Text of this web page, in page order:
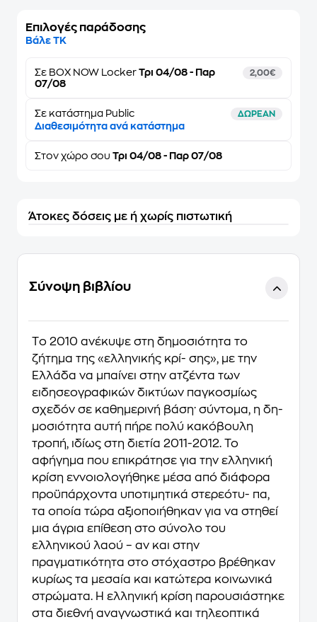
Επιλογές παράδοσης
Βάλε ΤΚ
Σε BOX NOW Locker Τρι 04/08 - Παρ
07/08
2,00€
Σε κατάστημα Public ΔΩΡΕΑΝ
Διαθεσιμότητα ανά κατάστημα
Στον χώρο σου Τρι 04/08 - Παρ 07/08
Άτοκες δόσεις με ή χωρίς πιστωτική
Σύνοψη βιβλίου
Tο 2010 ανέκυψε στη δημοσιότητα το
ζήτημα της «ελληνικής κρί- σης», με την
Ελλάδα να μπαίνει στην ατζέντα των
ειδησεογραφικών δικτύων παγκοσμίως
σχεδόν σε καθημερινή βάση· σύντομα, η δη-
μοσιότητα αυτή πήρε πολύ κακόβουλη
τροπή, ιδίως στη διετία 2011-2012. Το
αφήγημα που επικράτησε για την ελληνική
κρίση εννοιολογήθηκε μέσα από διάφορα
προϋπάρχοντα υποτιμητικά στερεότυ- πα,
τα οποία τώρα αξιοποιήθηκαν για να στηθεί
μια άγρια επίθεση στο σύνολο του
ελληνικού λαού – αν και στην
πραγματικότητα στο στόχαστρο βρέθηκαν
κυρίως τα μεσαία και κατώτερα κοινωνικά
στρώματα. Η ελληνική κρίση παρουσιάστηκε
στα διεθνή αναγνωστικά και τηλεοπτικά